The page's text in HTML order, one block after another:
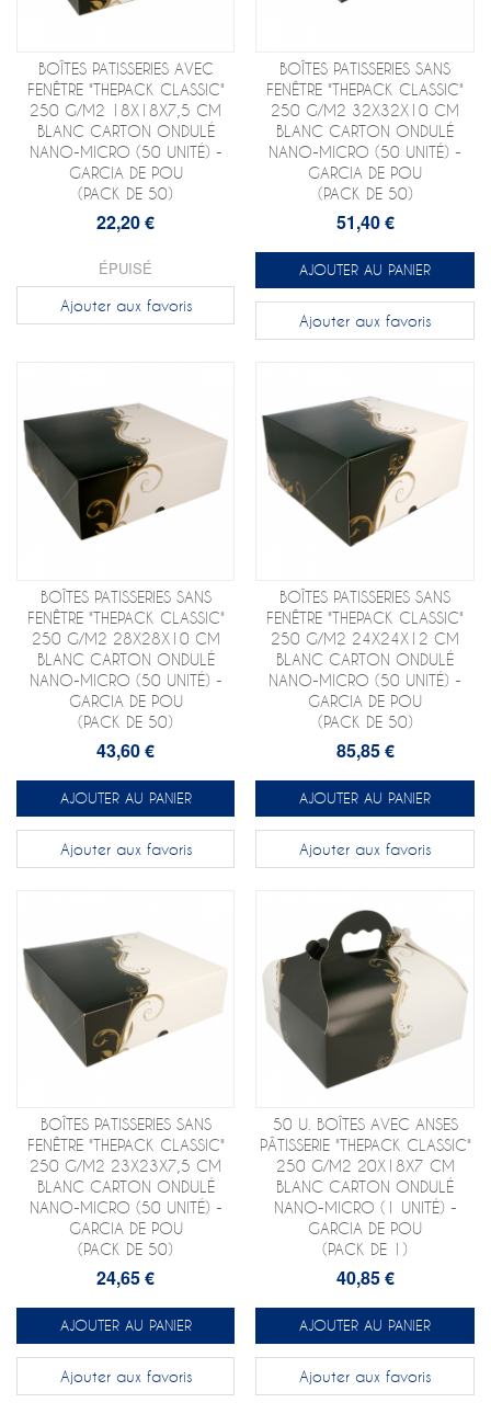
BOÎTES PATISSERIES AVEC
FENÊTRE "THEPACK CLASSIC"
250 G/M2 18X18X7,5 CM
BLANC CARTON ONDULÉ
NANO-MICRO (50 UNITÉ) -
GARCIA DE POU
(PACK DE 50)
22,20 €
ÉPUISÉ
Ajouter aux favoris
BOÎTES PATISSERIES SANS
FENÊTRE "THEPACK CLASSIC"
250 G/M2 32X32X10 CM
BLANC CARTON ONDULÉ
NANO-MICRO (50 UNITÉ) -
GARCIA DE POU
(PACK DE 50)
51,40 €
AJOUTER AU PANIER
Ajouter aux favoris
BOÎTES PATISSERIES SANS
FENÊTRE "THEPACK CLASSIC"
250 G/M2 28X28X10 CM
BLANC CARTON ONDULÉ
NANO-MICRO (50 UNITÉ) -
GARCIA DE POU
(PACK DE 50)
43,60 €
AJOUTER AU PANIER
Ajouter aux favoris
BOÎTES PATISSERIES SANS
FENÊTRE "THEPACK CLASSIC"
250 G/M2 24X24X12 CM
BLANC CARTON ONDULÉ
NANO-MICRO (50 UNITÉ) -
GARCIA DE POU
(PACK DE 50)
85,85 €
AJOUTER AU PANIER
Ajouter aux favoris
BOÎTES PATISSERIES SANS
FENÊTRE "THEPACK CLASSIC"
250 G/M2 23X23X7,5 CM
BLANC CARTON ONDULÉ
NANO-MICRO (50 UNITÉ) -
GARCIA DE POU
(PACK DE 50)
24,65 €
AJOUTER AU PANIER
Ajouter aux favoris
50 U. BOÎTES AVEC ANSES
PÂTISSERIE "THEPACK CLASSIC"
250 G/M2 20X18X7 CM
BLANC CARTON ONDULÉ
NANO-MICRO (1 UNITÉ) -
GARCIA DE POU
(PACK DE 1)
40,85 €
AJOUTER AU PANIER
Ajouter aux favoris